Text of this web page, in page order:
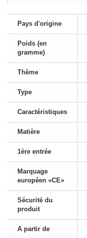
Pays d'origine
Poids (en
gramme)
Thème
Type
Caractéristiques
Matière
1ère entrée
Marquage
européen «CE»
Sécurité du
produit
A partir de